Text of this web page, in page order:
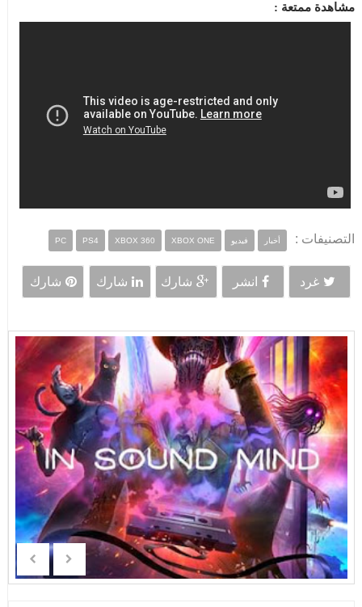
مشاهدة ممتعة :
التصنيفات : أخبار فيديو PC PS4 XBOX 360 XBOX ONE
غرد انشر شارك شارك شارك